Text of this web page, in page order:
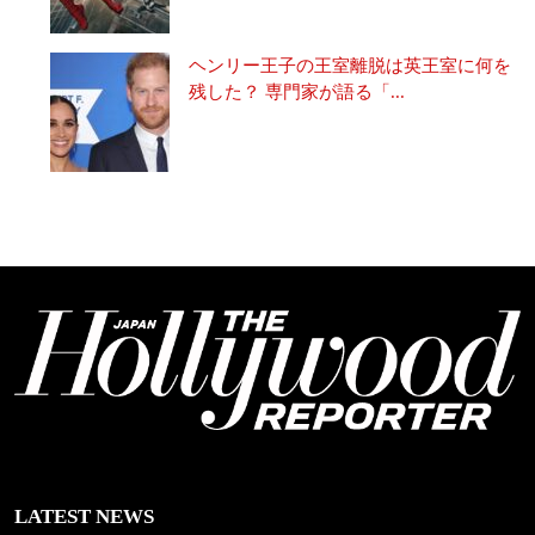
ヘンリー王子の王室離脱は英王室に何を
残した？ 専門家が語る「...
LATEST NEWS